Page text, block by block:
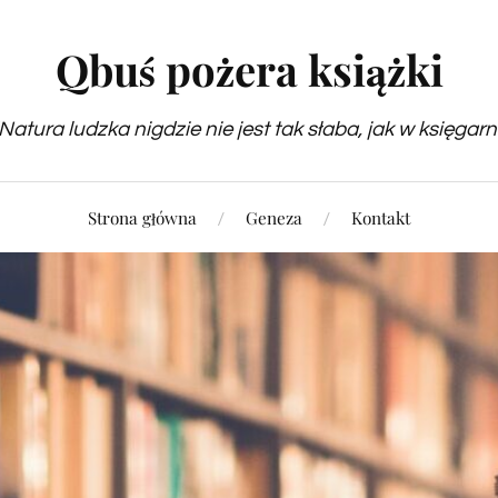
Qbuś pożera książki
ludzka nigdzie nie jest tak słaba, jak w
Strona główna Geneza Kontakt